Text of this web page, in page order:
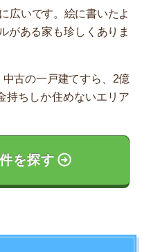
広いです。絵に書いたよ
がある家も珍しくありま
古の一戸建てすら、2億
持ちしか住めないエリア
を探す